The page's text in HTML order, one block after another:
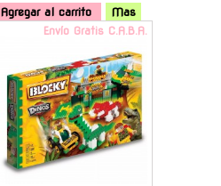
Agregar al carrito
Mas
Envío Gratis C.A.B.A.